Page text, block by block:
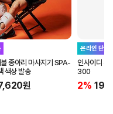
종아리 마사지기 SPA-
색상 발송
원
온라인 단독
인사이디 무
300
2%